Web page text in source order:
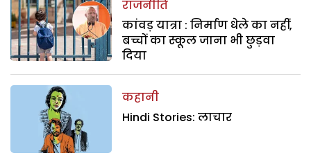
राजनीति
कांवड़ यात्रा : निर्माण धेले का नहीं,
बच्चों का स्कूल जाना भी छुड़वा
दिया
कहानी
Hindi Stories: लाचार